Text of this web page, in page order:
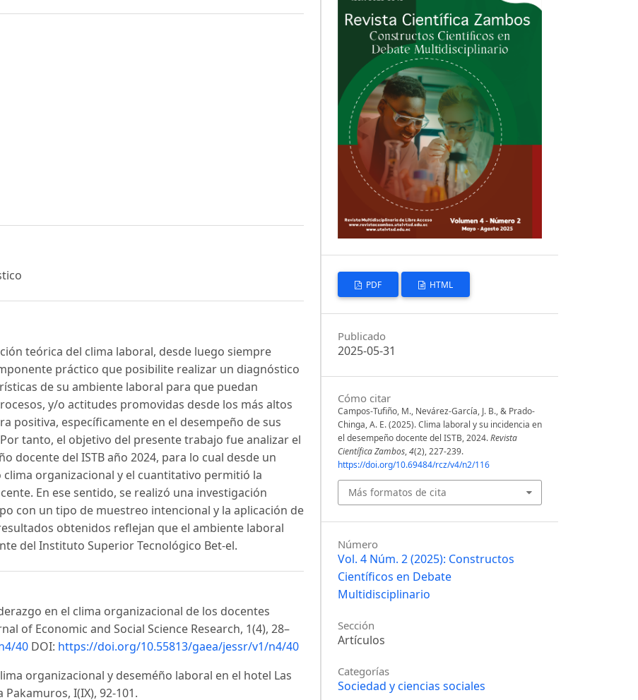
teórica del clima laboral, desde luego siempre
práctico que posibilite realizar un diagnóstico
de su ambiente laboral para que puedan
y/o actitudes promovidas desde los más altos
positiva, específicamente en el desempeño de sus
tanto, el objetivo del presente trabajo fue analizar el
docente del ISTB año 2024, para lo cual desde un
organizacional y el cuantitativo permitió la
En ese sentido, se realizó una investigación
con un tipo de muestreo intencional y la aplicación de
obtenidos reflejan que el ambiente laboral
del Instituto Superior Tecnológico Bet-el.
en el clima organizacional de los docentes
of Economic and Social Science Research, 1(4), 28–
40 DOI: https://doi.org/10.55813/gaea/jessr/v1/n4/40
organizacional y deseméño laboral en el hotel Las
I(IX), 92-101.
PDF HTML
Publicado
2025-05-31
Cómo citar
Campos-Tufiño, M., Nevárez-García, J. B., & Prado-
Chinga, A. E. (2025). Clima laboral y su incidencia en
el desempeño docente del ISTB, 2024.Revista
Científica Zambos,4(2), 227-239.
https://doi.org/10.69484/rcz/v4/n2/116
Más formatos de cita
Número
Vol. 4 Núm. 2 (2025): Constructos
Científicos en Debate
Multidisciplinario
Sección
Artículos
Categorías
Sociedad y ciencias sociales